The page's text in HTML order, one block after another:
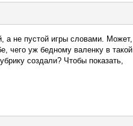
а не пустой игры словами. Может,
чего уж бедному валенку в такой
создали? Чтобы показать,